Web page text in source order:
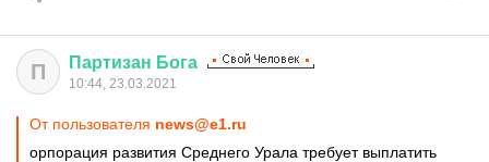
П Партизан Бога
10:44, 23.03.2021
От пользователя news@e1.ru
орпорация развития Среднего Урала требует выплатить